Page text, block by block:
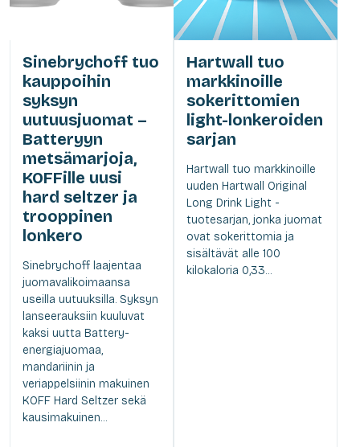
Sinebrychoff tuo
kauppoihin
syksyn
uutuusjuomat –
Batteryyn
metsämarjoja,
KOFFille uusi
hard seltzer ja
trooppinen
lonkero
Sinebrychoff laajentaa
juomavalikoimaansa
useilla uutuuksilla. Syksyn
lanseerauksiin kuuluvat
kaksi uutta Battery-
energiajuomaa,
mandariinin ja
veriappelsiinin makuinen
KOFF Hard Seltzer sekä
kausimakuinen...
Hartwall tuo
markkinoille
sokerittomien
light-lonkeroiden
sarjan
Hartwall tuo markkinoille
uuden Hartwall Original
Long Drink Light -
tuotesarjan, jonka juomat
ovat sokerittomia ja
sisältävät alle 100
kilokaloria 0,33...